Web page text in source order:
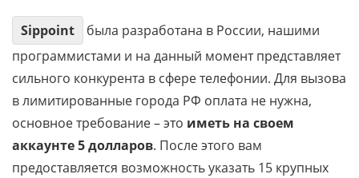
Sippoint
была разработана в России, нашими
программистами и на данный момент представляет
сильного конкурента в сфере телефонии. Для вызова
в лимитированные города РФ оплата не нужна,
основное требование – это иметь на своем
аккаунте 5 долларов. После этого вам
предоставляется возможность указать 15 крупных